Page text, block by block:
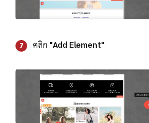
7 คลิก "Add Element"